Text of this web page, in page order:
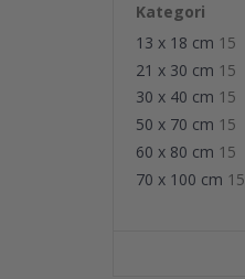
Kategori
13 x 18 cm 15
21 x 30 cm 15
30 x 40 cm 15
50 x 70 cm 15
60 x 80 cm 15
70 x 100 cm 15